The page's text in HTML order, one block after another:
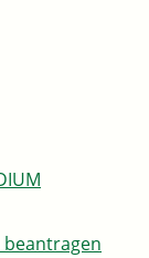
beantragen